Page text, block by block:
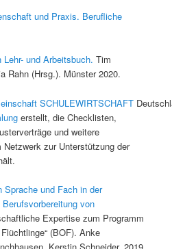
und Praxis. Berufliche
und Arbeitsbuch. Tim
Rahn (Hrsg.). Münster 2020.
SCHULEWIRTSCHAFT
erstellt, die Checklisten,
und weitere
zur Unterstützung der
Sprache und Fach in der
von
Expertise zum Programm
(BOF). Anke